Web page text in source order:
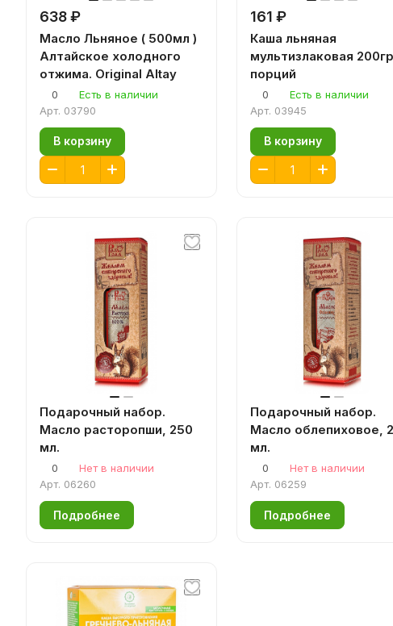
638 ₽
Масло Льняное ( 500мл )
Алтайское холодного
отжима. Original Altay
0
Есть в наличии
Арт. 03790
В корзину
161 ₽
Каша льняная
мультизлаковая
порций
0
Есть в наличии
Арт. 03945
В корзину
Подарочный набор.
Масло расторопши, 250
мл.
0
Нет в наличии
Арт. 06260
Подробнее
Подарочный набор.
Масло облепиховое,
мл.
0
Нет в наличии
Арт. 06259
Подробнее